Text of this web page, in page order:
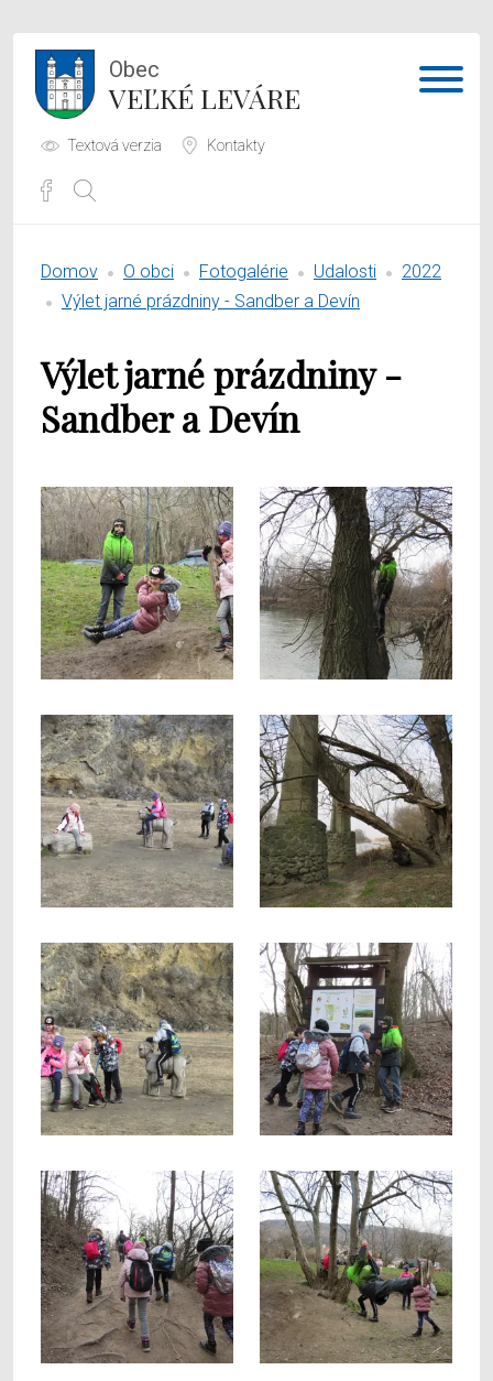
Obec
VEĽKÉ LEVÁRE
Textová verzia Kontakty
Samospráva
O obci
Domov O obci Fotogalérie Udalosti
2022
Výlet jarné prázdniny - Sandber a Devín
Výlet jarné prázdniny -
Sandber a Devín